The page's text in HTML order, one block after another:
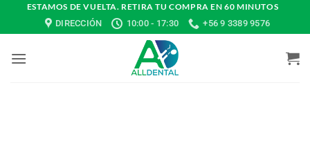
ESTAMOS DE VUELTA. RETIRA TU COMPRA EN 60 MINUTOS
DIRECCIÓN
10:00 - 17:30 +56 9 3389 9576